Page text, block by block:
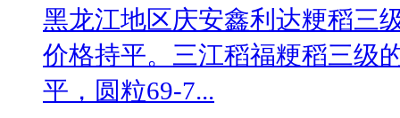
黑龙江地区庆安鑫利达粳稻三
价格持平。三江稻福粳稻三级
平，圆粒69-7...